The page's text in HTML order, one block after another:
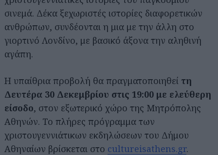
σινεμά. Δέκα ξεχωριστές ιστορίες διαφορετικών
ανθρώπων, συνδέονται η μια με την άλλη στο
γιορτινό Λονδίνο, με βασικό άξονα την αληθινή
αγάπη.
Η υπαίθρια προβολή θα πραγματοποιηθεί τη
Δευτέρα 30 Δεκεμβρίου στις 19:00 με ελεύθερη
είσοδο, στον εξωτερικό χώρο της Μητρόπολης
Αθηνών. To πλήρες πρόγραμμα των
χριστουγεννιάτικων εκδηλώσεων του Δήμου
Αθηναίων βρίσκεται στο cultureisathens.gr.